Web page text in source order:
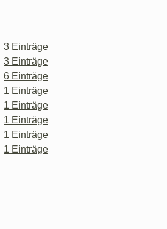
3 Einträge
3 Einträge
6 Einträge
1 Einträge
1 Einträge
1 Einträge
1 Einträge
1 Einträge